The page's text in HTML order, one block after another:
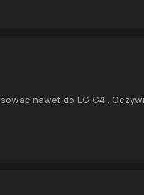
nawet do LG G4..